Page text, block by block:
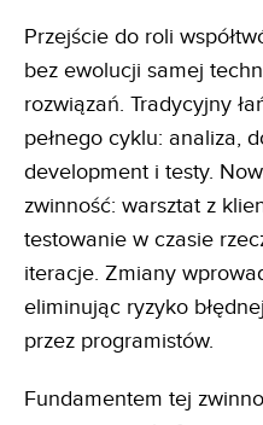
Przejście do roli
bez ewolucji samej
rozwiązań. Tradycyjny
pełnego cyklu: analiza,
development i testy.
zwinność: warsztat z
testowanie w czasie
iteracje. Zmiany
eliminując ryzyko
przez programistów.
Fundamentem tej